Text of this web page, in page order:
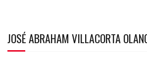
JOSÉ ABRAHAM VILLACORTA